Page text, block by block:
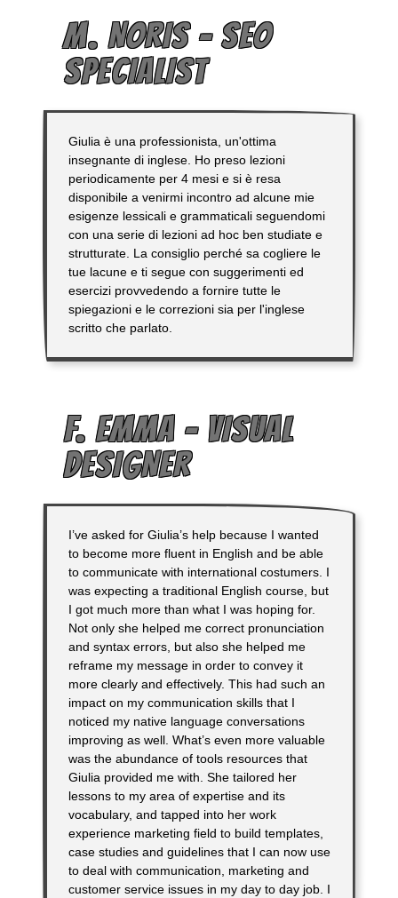
M. NORIS – SEO
SPECIALIST
Giulia è una professionista, un'ottima
insegnante di inglese. Ho preso lezioni
periodicamente per 4 mesi e si è resa
disponibile a venirmi incontro ad alcune mie
esigenze lessicali e grammaticali seguendomi
con una serie di lezioni ad hoc ben studiate e
strutturate. La consiglio perché sa cogliere le
tue lacune e ti segue con suggerimenti ed
esercizi provvedendo a fornire tutte le
spiegazioni e le correzioni sia per l'inglese
scritto che parlato.
F. EMMA – VISUAL
DESIGNER
I’ve asked for Giulia’s help because I wanted
to become more fluent in English and be able
to communicate with international costumers. I
was expecting a traditional English course, but
I got much more than what I was hoping for.
Not only she helped me correct pronunciation
and syntax errors, but also she helped me
reframe my message in order to convey it
more clearly and effectively. This had such an
impact on my communication skills that I
noticed my native language conversations
improving as well. What’s even more valuable
was the abundance of tools resources that
Giulia provided me with. She tailored her
lessons to my area of expertise and its
vocabulary, and tapped into her work
experience marketing field to build templates,
case studies and guidelines that I can now use
to deal with communication, marketing and
customer service issues in my day to day job. I